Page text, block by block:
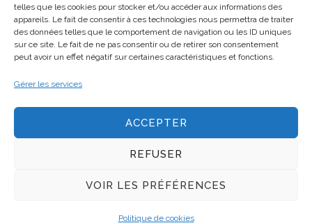
telles que les cookies pour stocker et/ou accéder aux informations des
appareils. Le fait de consentir à ces technologies nous permettra de traiter
des données telles que le comportement de navigation ou les ID uniques
sur ce site. Le fait de ne pas consentir ou de retirer son consentement
peut avoir un effet négatif sur certaines caractéristiques et fonctions.
Gérer les services
ACCEPTER
REFUSER
VOIR LES PRÉFÉRENCES
Politique de cookies
GDPR
Read and accept our data privacy
policy
Copyright © 2025 Genel All rights reserved.